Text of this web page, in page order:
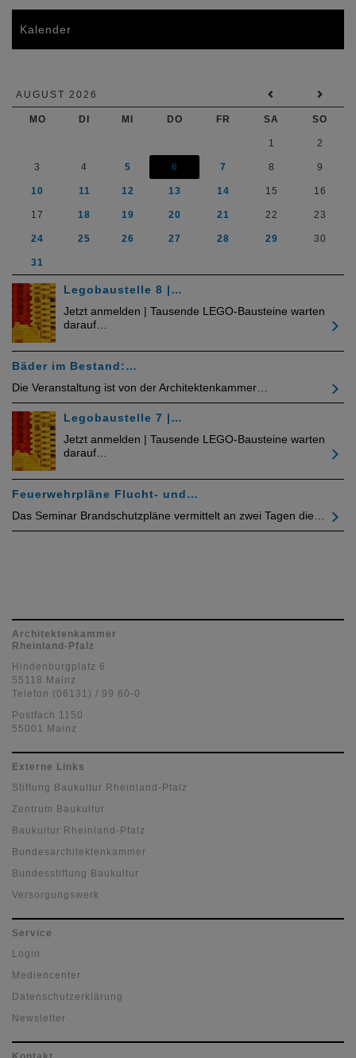
Kalender
AUGUST 2026
MO DI MI DO FR SA SO
1 2
3 4 5 6 7 8 9
10 11 12 13 14 15 16
17 18 19 20 21 22 23
24 25 26 27 28 29 30
31
Legobaustelle 8 |…
Jetzt anmelden | Tausende LEGO-Bausteine warten
darauf…
Bäder im Bestand:…
Die Veranstaltung ist von der Architektenkammer…
Legobaustelle 7 |…
Jetzt anmelden | Tausende LEGO-Bausteine warten
darauf…
Feuerwehrpläne Flucht- und…
Das Seminar Brandschutzpläne vermittelt an zwei Tagen die…
Architektenkammer
Rheinland-Pfalz
Hindenburgplatz 6
55118 Mainz
Telefon (06131) / 99 60-0
Postfach 1150
55001 Mainz
Externe Links
Stiftung Baukultur Rheinland-Pfalz
Zentrum Baukultur
Baukultur Rheinland-Pfalz
Bundesarchitektenkammer
Bundesstiftung Baukultur
Versorgungswerk
Service
Login
Mediencenter
Datenschutzerklärung
Newsletter